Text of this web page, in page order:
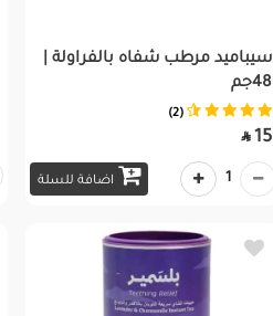
سيباميد مرطب شفاه بالفراولة |
48جم
(2)
15

اضافة للسلة 1